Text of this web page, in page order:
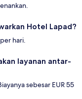
Hotel Lapad?
hari.
layanan antar-
sebesar EUR 55